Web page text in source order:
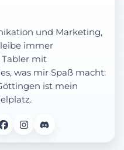
und Marketing,
immer
mit
was mir Spaß macht:
ist mein